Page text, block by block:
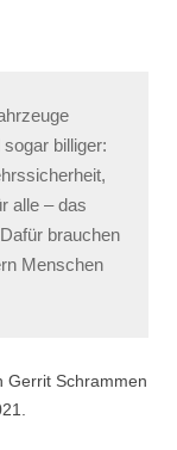
billiger:
alle – das
brauchen
Menschen
Gerrit Schrammen